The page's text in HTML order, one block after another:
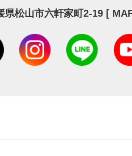
松山市六軒家町2-19 [